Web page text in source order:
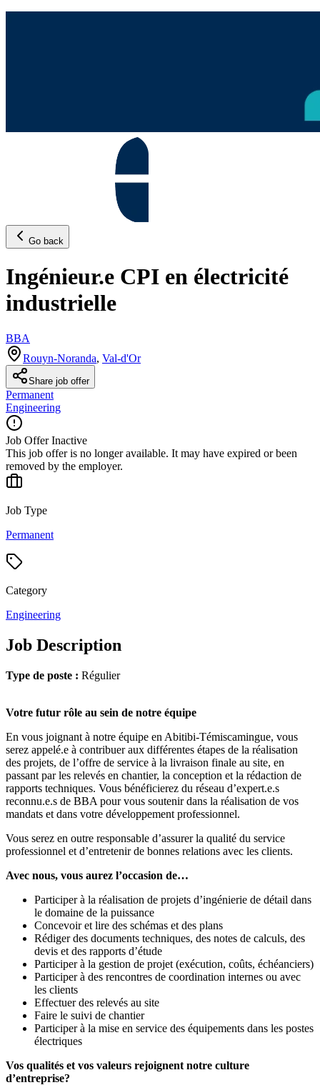
Go back
Ingénieur.e CPI en électricité
industrielle
BBA
Rouyn-Noranda, Val-d'Or
Share job offer
Permanent
Engineering
Job Offer Inactive
This job offer is no longer available. It may have expired or been
removed by the employer.
Job Type
Permanent
Category
Engineering
Job Description
Type de poste : Régulier
Votre futur rôle au sein de notre équipe
En vous joignant à notre équipe en Abitibi-Témiscamingue, vous
serez appelé.e à contribuer aux différentes étapes de la réalisation
des projets, de l’offre de service à la livraison finale au site, en
passant par les relevés en chantier, la conception et la rédaction de
rapports techniques. Vous bénéficierez du réseau d’expert.e.s
reconnu.e.s de BBA pour vous soutenir dans la réalisation de vos
mandats et dans votre développement professionnel.
Vous serez en outre responsable d’assurer la qualité du service
professionnel et d’entretenir de bonnes relations avec les clients.
Avec nous, vous aurez l’occasion de…
Participer à la réalisation de projets d’ingénierie de détail dans
le domaine de la puissance
Concevoir et lire des schémas et des plans
Rédiger des documents techniques, des notes de calculs, des
devis et des rapports d’étude
Participer à la gestion de projet (exécution, coûts, échéanciers)
Participer à des rencontres de coordination internes ou avec
les clients
Effectuer des relevés au site
Faire le suivi de chantier
Participer à la mise en service des équipements dans les postes
électriques
Vos qualités et vos valeurs rejoignent notre culture
d’entreprise?